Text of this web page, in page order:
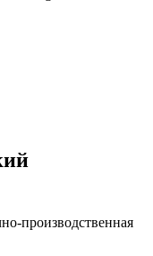
производственная